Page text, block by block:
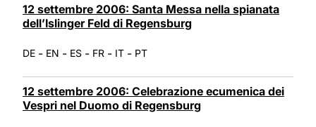
12 settembre 2006: Santa Messa nella spianata
dell’Islinger Feld di Regensburg
DE - EN - ES - FR - IT - PT
12 settembre 2006: Celebrazione ecumenica dei
Vespri nel Duomo di Regensburg